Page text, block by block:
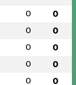
0 0
0 0
0 0
0 0
0 0